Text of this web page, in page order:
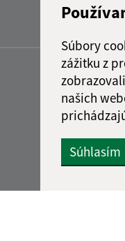
Súbory
zážitku z
našich
Súhlasím